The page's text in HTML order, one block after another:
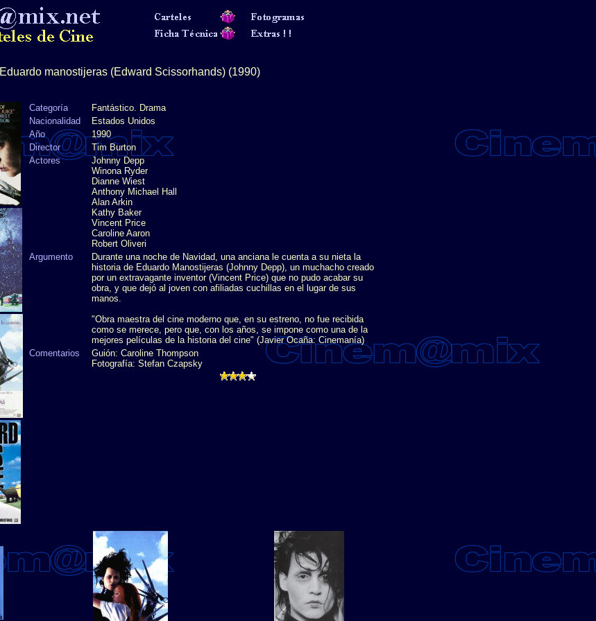
Eduardo manostijeras (Edward Scissorhands) (1990)
Categoría
Fantástico. Drama
Nacionalidad
Estados Unidos
Año
1990
Director
Tim Burton
Actores
Johnny Depp
Winona Ryder
Dianne Wiest
Anthony Michael Hall
Alan Arkin
Kathy Baker
Vincent Price
Caroline Aaron
Robert Oliveri
Argumento
Durante una noche de Navidad, una anciana le cuenta a su nieta la
historia de Eduardo Manostijeras (Johnny Depp), un muchacho creado
por un extravagante inventor (Vincent Price) que no pudo acabar su
obra, y que dejó al joven con afiliadas cuchillas en el lugar de sus
manos.
"Obra maestra del cine moderno que, en su estreno, no fue recibida
como se merece, pero que, con los años, se impone como una de la
mejores películas de la historia del cine" (Javier Ocaña: Cinemanía)
Comentarios
Guión: Caroline Thompson
Fotografía: Stefan Czapsky